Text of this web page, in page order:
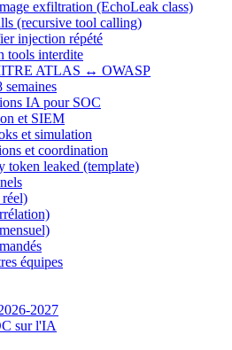
exfiltration (EchoLeak class)
(recursive tool calling)
injection répété
tools interdite
ATLAS ↔ OWASP
IA pour SOC
et SIEM
et simulation
et coordination
token leaked (template)
équipes
2027
sur l'IA